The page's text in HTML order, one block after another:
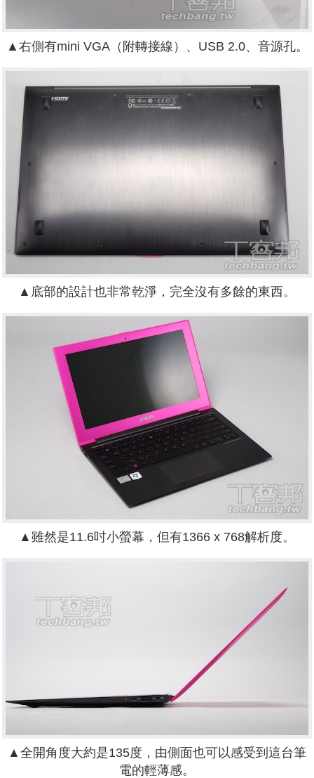
▲右側有mini VGA（附轉接線）、USB 2.0、音源孔。
▲底部的設計也非常乾淨，完全沒有多餘的東西。
▲雖然是11.6吋小螢幕，但有1366 x 768解析度。
▲全開角度大約是135度，由側面也可以感受到這台筆
電的輕薄感。